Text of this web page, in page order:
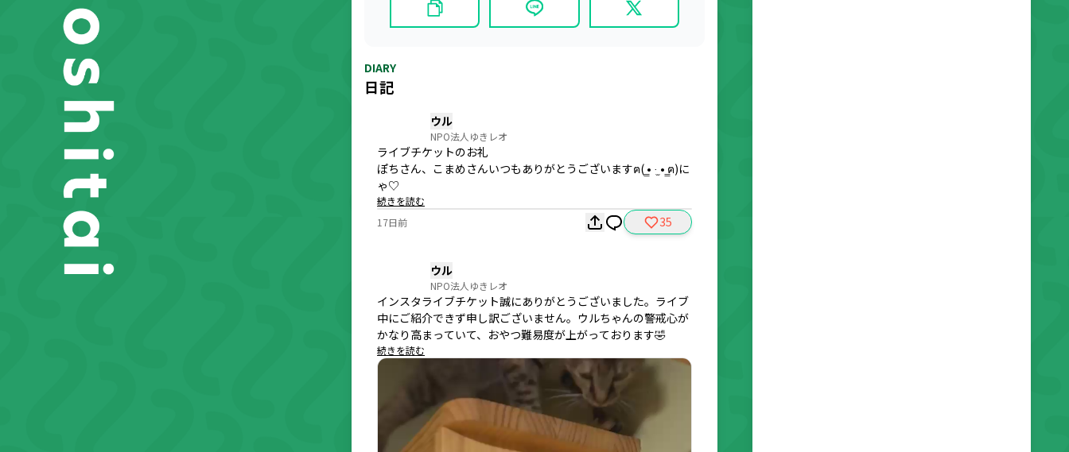
DIARY
日記
ウル
NPO法人ゆきレオ
ライブチケットのお礼
ぽちさん、こまめさんいつもありがとうございますฅ( ̳• ·̫ • ̳ฅ)に
ゃ♡
続きを読む
17日前
35
ウル
NPO法人ゆきレオ
インスタライブチケット誠にありがとうございました。ライブ
中にご紹介できず申し訳ございません。ウルちゃんの警戒心が
かなり高まっていて、おやつ難易度が上がっております🤣
続きを読む